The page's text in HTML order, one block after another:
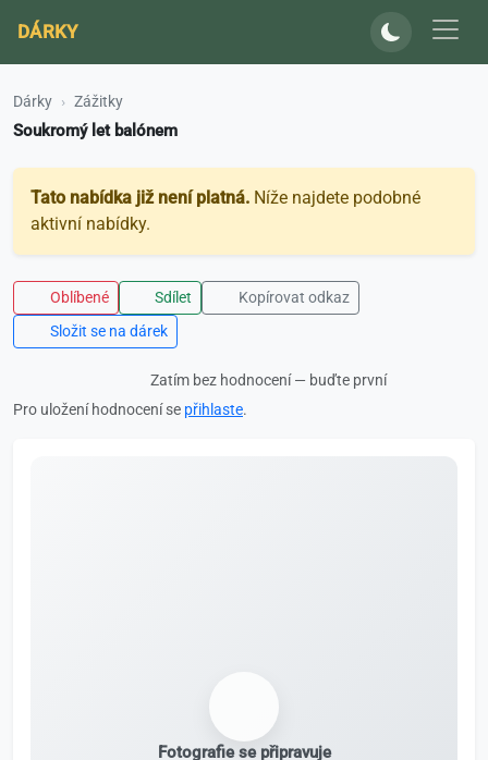
DÁRKY
Dárky Zážitky
Soukromý let balónem
Tato nabídka již není platná. Níže najdete podobné
aktivní nabídky.
Oblíbené Sdílet
Kopírovat odkaz
Složit se na dárek
Zatím bez hodnocení — buďte první
Pro uložení hodnocení se přihlaste.
Fotografie se připravuje